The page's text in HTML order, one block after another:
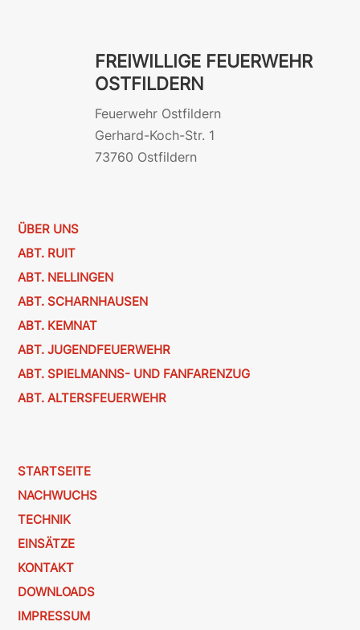
FREIWILLIGE FEUERWEHR
OSTFILDERN
Feuerwehr Ostfildern
Gerhard-Koch-Str. 1
73760 Ostfildern
ÜBER UNS
ABT. RUIT
ABT. NELLINGEN
ABT. SCHARNHAUSEN
ABT. KEMNAT
ABT. JUGENDFEUERWEHR
ABT. SPIELMANNS- UND FANFARENZUG
ABT. ALTERSFEUERWEHR
STARTSEITE
NACHWUCHS
TECHNIK
EINSÄTZE
KONTAKT
DOWNLOADS
IMPRESSUM